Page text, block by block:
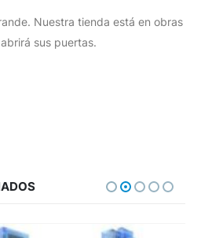
Nuestra tienda está en obras
sus puertas.